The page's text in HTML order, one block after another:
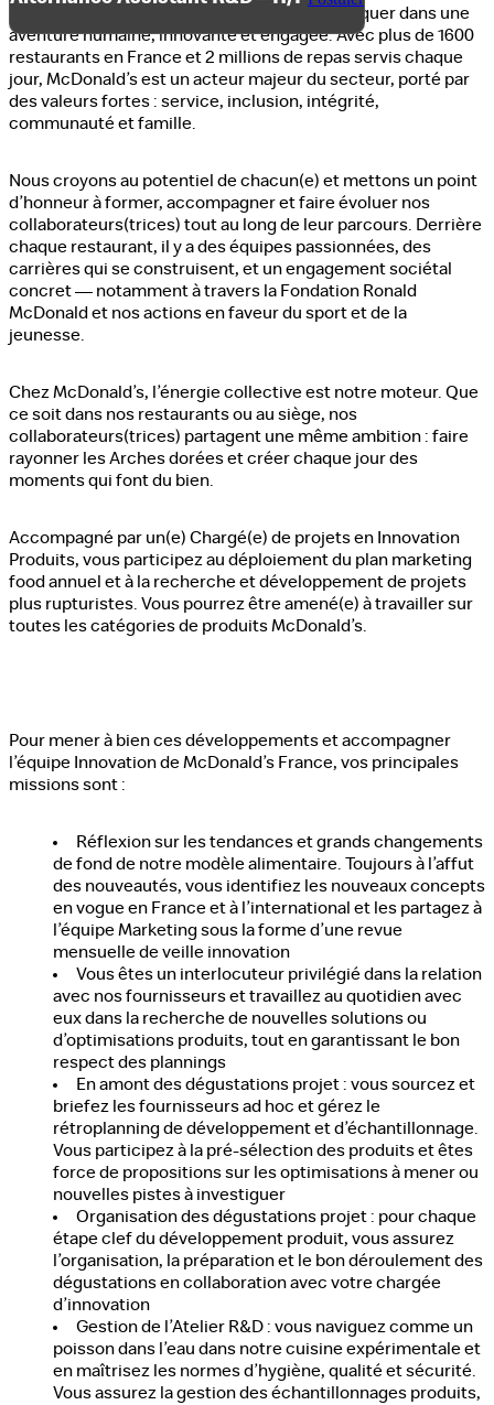
enseigne de restauration rapide : c’est embarquer dans une
aventure humaine, innovante et engagée. Avec plus de 1600
restaurants en France et 2 millions de repas servis chaque
jour, McDonald’s est un acteur majeur du secteur, porté par
des valeurs fortes : service, inclusion, intégrité,
communauté et famille.
Nous croyons au potentiel de chacun(e) et mettons un point
d’honneur à former, accompagner et faire évoluer nos
collaborateurs(trices) tout au long de leur parcours. Derrière
chaque restaurant, il y a des équipes passionnées, des
carrières qui se construisent, et un engagement sociétal
concret — notamment à travers la Fondation Ronald
McDonald et nos actions en faveur du sport et de la
jeunesse.
Chez McDonald’s, l’énergie collective est notre moteur. Que
ce soit dans nos restaurants ou au siège, nos
collaborateurs(trices) partagent une même ambition : faire
rayonner les Arches dorées et créer chaque jour des
moments qui font du bien.
Accompagné par un(e) Chargé(e) de projets en Innovation
Produits, vous participez au déploiement du plan marketing
food annuel et à la recherche et développement de projets
plus rupturistes. Vous pourrez être amené(e) à travailler sur
toutes les catégories de produits McDonald’s.
Pour mener à bien ces développements et accompagner
l’équipe Innovation de McDonald’s France, vos principales
missions sont :
Réflexion sur les tendances et grands changements
de fond de notre modèle alimentaire. Toujours à l’affut
des nouveautés, vous identifiez les nouveaux concepts
en vogue en France et à l’international et les partagez à
l’équipe Marketing sous la forme d’une revue
mensuelle de veille innovation
Vous êtes un interlocuteur privilégié dans la relation
avec nos fournisseurs et travaillez au quotidien avec
eux dans la recherche de nouvelles solutions ou
d’optimisations produits, tout en garantissant le bon
respect des plannings
En amont des dégustations projet : vous sourcez et
briefez les fournisseurs ad hoc et gérez le
rétroplanning de développement et d’échantillonnage.
Vous participez à la pré-sélection des produits et êtes
force de propositions sur les optimisations à mener ou
nouvelles pistes à investiguer
Organisation des dégustations projet : pour chaque
étape clef du développement produit, vous assurez
l’organisation, la préparation et le bon déroulement des
dégustations en collaboration avec votre chargée
d’innovation
Gestion de l’Atelier R&D : vous naviguez comme un
poisson dans l’eau dans notre cuisine expérimentale et
en maîtrisez les normes d’hygiène, qualité et sécurité.
Vous assurez la gestion des échantillonnages produits,